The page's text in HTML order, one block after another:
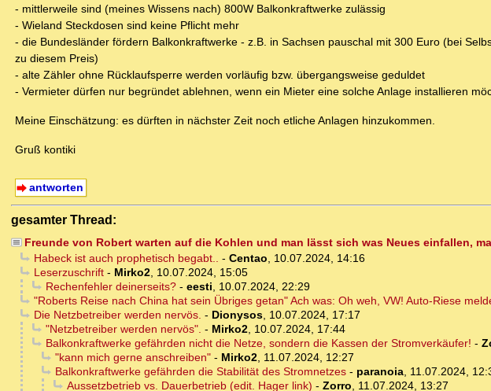
- mittlerweile sind (meines Wissens nach) 800W Balkonkraftwerke zulässig
- Wieland Steckdosen sind keine Pflicht mehr
- die Bundesländer fördern Balkonkraftwerke - z.B. in Sachsen pauschal mit 300 Euro (bei
zu diesem Preis)
- alte Zähler ohne Rücklaufsperre werden vorläufig bzw. übergangsweise geduldet
- Vermieter dürfen nur begründet ablehnen, wenn ein Mieter eine solche Anlage installieren
Meine Einschätzung: es dürften in nächster Zeit noch etliche Anlagen hinzukommen.
Gruß kontiki
antworten
gesamter Thread:
Freunde von Robert warten auf die Kohlen und man lässt sich was Neues einfallen,
Habeck ist auch prophetisch begabt.. - Centao, 10.07.2024, 14:16
Leserzuschrift- Mirko2, 10.07.2024, 15:05
Rechenfehler deinerseits?- eesti, 10.07.2024, 22:29
"Roberts Reise nach China hat sein Übriges getan" Ach was: Oh weh, VW! Auto-Riese
Die Netzbetreiber werden nervös. - Dionysos, 10.07.2024, 17:17
"Netzbetreiber werden nervös". - Mirko2, 10.07.2024, 17:44
Balkonkraftwerke gefährden nicht die Netze, sondern die Kassen der Stromverkäufer! -
"kann mich gerne anschreiben"- Mirko2, 11.07.2024, 12:27
Balkonkraftwerke gefährden die Stabilität des Stromnetzes- paranoia, 11.07.2024,
Aussetzbetrieb vs. Dauerbetrieb (edit. Hager link) - Zorro, 11.07.2024, 13:27